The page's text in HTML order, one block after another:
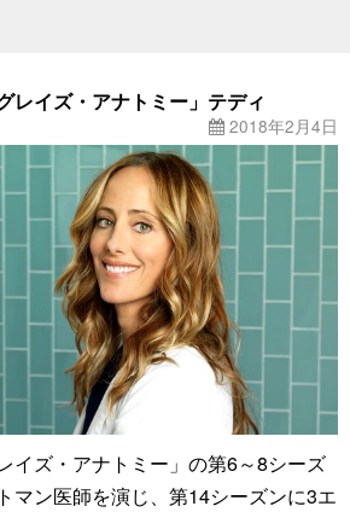
レイズ・アナトミー」テディ
2018年2月4日
イズ・アナトミー」の第6～8シーズ
マン医師を演じ、第14シーズンに3エ